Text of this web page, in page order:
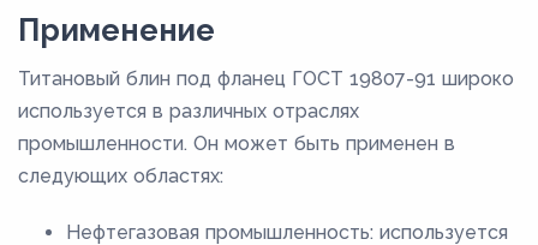
Применение
Титановый блин под фланец ГОСТ 19807-91 широко
используется в различных отраслях
промышленности. Он может быть применен в
следующих областях:
Нефтегазовая промышленность: используется